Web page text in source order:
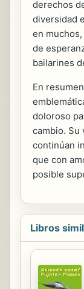
derechos
diversidad
en
de
bailarines
En
doloroso
cambio. Su
continúan
que con
posible
Libros